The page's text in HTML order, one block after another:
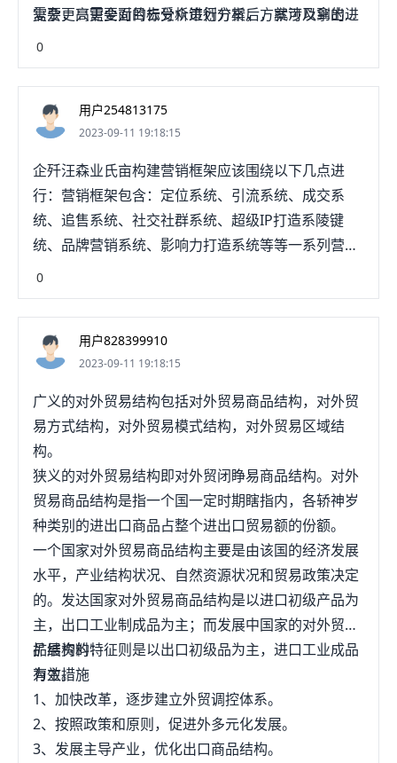
复杂，只需要对目标受众进行分析后，就可以拿出进
入到创意、内容、媒介策略的方案。
需要更高更全面的去分析策划方案，方案涉及到的细
节会非常多，多数会做成PPT文件。
0
用户254813175
2023-09-11 19:18:15
企歼汪森业氏亩构建营销框架应该围绕以下几点进
行：营销框架包含：定位系统、引流系统、成交系
统、追售系统、社交社群系统、超级IP打造系陵键
统、品牌营销系统、影响力打造系统等等一系列营销
系统。
0
用户828399910
2023-09-11 19:18:15
广义的对外贸易结构包括对外贸易商品结构，对外贸
易方式结构，对外贸易模式结构，对外贸易区域结
构。
狭义的对外贸易结构即对外贸闭睁易商品结构。对外
贸易商品结构是指一个国一定时期瞎指内，各轿神岁
种类别的进出口商品占整个进出口贸易额的份额。
一个国家对外贸易商品结构主要是由该国的经济发展
水平，产业结构状况、自然资源状况和贸易政策决定
的。发达国家对外贸易商品结构是以进口初级产品为
主，出口工业制成品为主；而发展中国家的对外贸商
品结构的特征则是以出口初级品为主，进口工业成品
为主。
扩展资料：
有效措施
1、加快改革，逐步建立外贸调控体系。
2、按照政策和原则，促进外多元化发展。
3、发展主导产业，优化出口商品结构。